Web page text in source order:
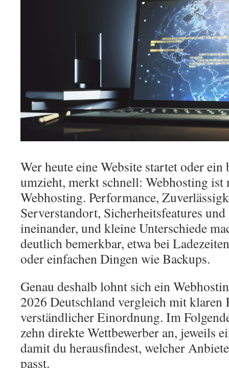
Wer heute eine Website startet oder ein
umzieht, merkt schnell: Webhosting ist
Webhosting. Performance,
Serverstandort, Sicherheitsfeatures
ineinander, und kleine Unterschiede
deutlich bemerkbar, etwa bei
oder einfachen Dingen wie Backups.
Genau deshalb lohnt sich ein
2026 Deutschland vergleich mit
verständlicher Einordnung. Im
zehn direkte Wettbewerber an, jeweils
damit du herausfindest, welcher
passt.